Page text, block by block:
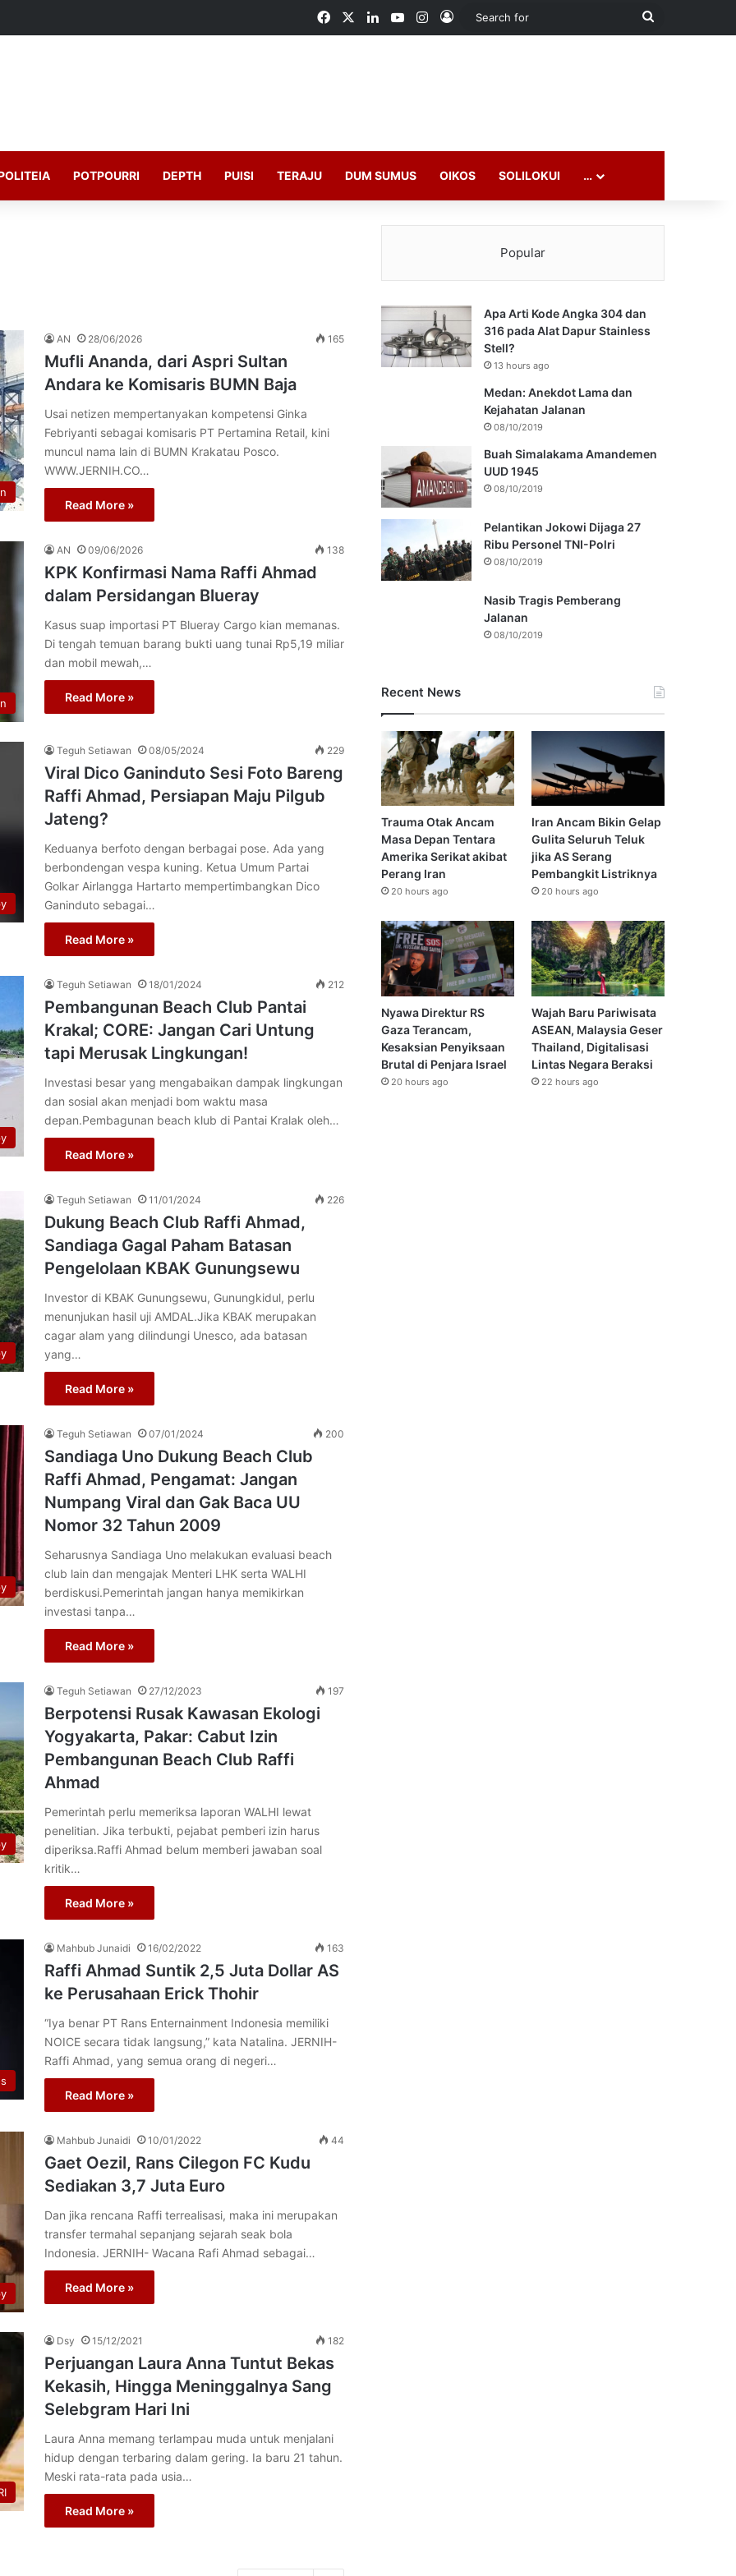
FacebookLinkedInYouTubeInstagram
Log In
Search
POTPOURRI DEPTH PUISI TERAJU DUM SUMUS OIKOS SOLILOKUI …
AN 28/06/2026 165
Mufli Ananda, dari Aspri Sultan
Andara ke Komisaris BUMN Baja
Usai netizen mempertanyakan kompetensi Ginka
Febriyanti sebagai komisaris PT Pertamina Retail, kini
muncul nama lain di BUMN Krakatau Posco.
WWW.JERNIH.CO…
Read More »
AN 09/06/2026 138
KPK Konfirmasi Nama Raffi Ahmad
dalam Persidangan Blueray
Kasus suap importasi PT Blueray Cargo kian memanas.
Di tengah temuan barang bukti uang tunai Rp5,19 miliar
dan mobil mewah,…
Read More »
Teguh Setiawan 08/05/2024 229
Viral Dico Ganinduto Sesi Foto Bareng
Raffi Ahmad, Persiapan Maju Pilgub
Jateng?
Keduanya berfoto dengan berbagai pose. Ada yang
berbondengan vespa kuning. Ketua Umum Partai
Golkar Airlangga Hartarto mempertimbangkan Dico
Ganinduto sebagai…
Read More »
Teguh Setiawan 18/01/2024 212
Pembangunan Beach Club Pantai
Krakal; CORE: Jangan Cari Untung
tapi Merusak Lingkungan!
Investasi besar yang mengabaikan dampak lingkungan
dan sosial akan menjadi bom waktu masa
depan.Pembagunan beach klub di Pantai Kralak oleh…
Read More »
Teguh Setiawan 11/01/2024 226
Dukung Beach Club Raffi Ahmad,
Sandiaga Gagal Paham Batasan
Pengelolaan KBAK Gunungsewu
Investor di KBAK Gunungsewu, Gunungkidul, perlu
menunjukan hasil uji AMDAL.Jika KBAK merupakan
cagar alam yang dilindungi Unesco, ada batasan
yang…
Read More »
Teguh Setiawan 07/01/2024 200
Sandiaga Uno Dukung Beach Club
Raffi Ahmad, Pengamat: Jangan
Numpang Viral dan Gak Baca UU
Nomor 32 Tahun 2009
Seharusnya Sandiaga Uno melakukan evaluasi beach
club lain dan mengajak Menteri LHK serta WALHI
berdiskusi.Pemerintah jangan hanya memikirkan
investasi tanpa…
Read More »
Teguh Setiawan 27/12/2023 197
Berpotensi Rusak Kawasan Ekologi
Yogyakarta, Pakar: Cabut Izin
Pembangunan Beach Club Raffi
Ahmad
Pemerintah perlu memeriksa laporan WALHI lewat
penelitian. Jika terbukti, pejabat pemberi izin harus
diperiksa.Raffi Ahmad belum memberi jawaban soal
kritik…
Read More »
Mahbub Junaidi 16/02/2022 163
Raffi Ahmad Suntik 2,5 Juta Dollar AS
ke Perusahaan Erick Thohir
“Iya benar PT Rans Enternainment Indonesia memiliki
NOICE secara tidak langsung,” kata Natalina. JERNIH-
Raffi Ahmad, yang semua orang di negeri…
Read More »
Mahbub Junaidi 10/01/2022 44
Gaet Oezil, Rans Cilegon FC Kudu
Sediakan 3,7 Juta Euro
Dan jika rencana Raffi terrealisasi, maka ini merupakan
transfer termahal sepanjang sejarah seak bola
Indonesia. JERNIH- Wacana Rafi Ahmad sebagai…
Read More »
Dsy 15/12/2021 182
Perjuangan Laura Anna Tuntut Bekas
Kekasih, Hingga Meninggalnya Sang
Selebgram Hari Ini
Laura Anna memang terlampau muda untuk menjalani
hidup dengan terbaring dalam gering. Ia baru 21 tahun.
Meski rata-rata pada usia…
Read More »
Popular
Apa Arti Kode Angka 304 dan
316 pada Alat Dapur Stainless
Stell?
13 hours ago
Medan: Anekdot Lama dan
Kejahatan Jalanan
08/10/2019
Buah Simalakama Amandemen
UUD 1945
08/10/2019
Pelantikan Jokowi Dijaga 27
Ribu Personel TNI-Polri
08/10/2019
Nasib Tragis Pemberang
Jalanan
08/10/2019
Recent News
Trauma Otak Ancam
Masa Depan Tentara
Amerika Serikat akibat
Perang Iran
20 hours ago
Iran Ancam Bikin Gelap
Gulita Seluruh Teluk
jika AS Serang
Pembangkit Listriknya
20 hours ago
Nyawa Direktur RS
Gaza Terancam,
Kesaksian Penyiksaan
Brutal di Penjara Israel
20 hours ago
Wajah Baru Pariwisata
ASEAN, Malaysia Geser
Thailand, Digitalisasi
Lintas Negara Beraksi
22 hours ago